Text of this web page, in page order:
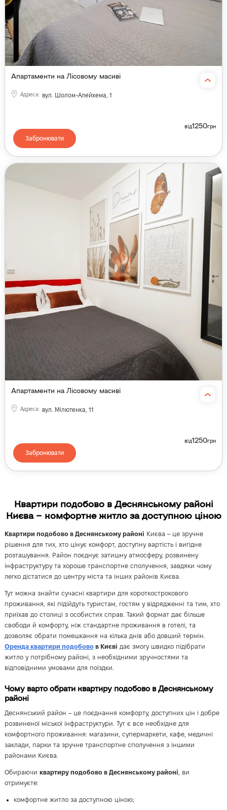
Апартаменти на Лісовому масиві
Адреса: вул. Шолом-Алейхема, 1
від1250грн
Забронювати
Апартаменти на Лісовому масиві
Адреса: вул. Мілютенка, 11
від1250грн
Забронювати
Квартири подобово в Деснянському районі
Києва – комфортне житло за доступною ціною
Квартири подобово в Деснянському районі Києва – це зручне
рішення для тих, хто цінує комфорт, доступну вартість і вигідне
розташування. Район поєднує затишну атмосферу, розвинену
інфраструктуру та хороше транспортне сполучення, завдяки чому
легко дістатися до центру міста та інших районів Києва.
Тут можна знайти сучасні квартири для короткострокового
проживання, які підійдуть туристам, гостям у відрядженні та тим, хто
приїхав до столиці з особистих справ. Такий формат дає більше
свободи й комфорту, ніж стандартне проживання в готелі, та
дозволяє обрати помешкання на кілька днів або довший термін.
Оренда квартири подобово в Києві дає змогу швидко підібрати
житло у потрібному районі, з необхідними зручностями та
відповідними умовами для поїздки.
Чому варто обрати квартиру подобово в Деснянському
районі
Деснянський район – це поєднання комфорту, доступних цін і добре
розвиненої міської інфраструктури. Тут є все необхідне для
комфортного проживання: магазини, супермаркети, кафе, медичні
заклади, парки та зручне транспортне сполучення з іншими
районами Києва.
Обираючи квартиру подобово в Деснянському районі , ви
отримуєте:
комфортне житло за доступною ціною;